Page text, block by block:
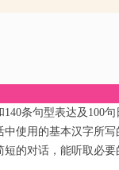
条句型表达及100
中使用的基本汉字所
短的对话，能听取必